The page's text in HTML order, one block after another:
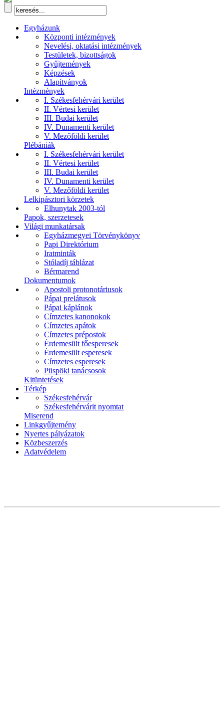
Egyházunk
Központi intézmények
Nevelési, oktatási intézmények
Testületek, bizottságok
Gyűjtemények
Képzések
Alapítványok
Intézmények
I. Székesfehérvári kerület
II. Vértesi kerület
III. Budai kerület
IV. Dunamenti kerület
V. Mezőföldi kerület
Plébániák
I. Székesfehérvári kerület
II. Vértesi kerület
III. Budai kerület
IV. Dunamenti kerület
V. Mezőföldi kerület
Lelkipásztori körzetek
Elhunytak 2003-tól
Papok, szerzetesek
Világi munkatársak
Egyházmegyei Törvénykönyv
Papi Direktórium
Iratminták
Stóladíj táblázat
Bérmarend
Dokumentumok
Apostoli protonotáriusok
Pápai prelátusok
Pápai káplánok
Címzetes kanonokok
Címzetes apátok
Címzetes prépostok
Érdemesült főesperesek
Érdemesült esperesek
Címzetes esperesek
Püspöki tanácsosok
Kitüntetések
Térkép
Székesfehérvár
Székesfehérvárit nyomtat
Miserend
Linkgyűjtemény
Nyertes pályázatok
Közbeszerzés
Adatvédelem